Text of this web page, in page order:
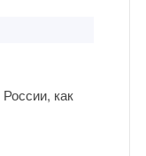
как